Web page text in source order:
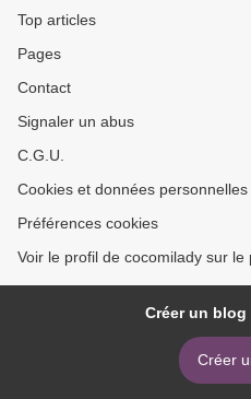
Top articles
Pages
Contact
Signaler un abus
C.G.U.
Cookies et données personnelles
Préférences cookies
Voir le profil de cocomilady sur le
Créer un
Créer